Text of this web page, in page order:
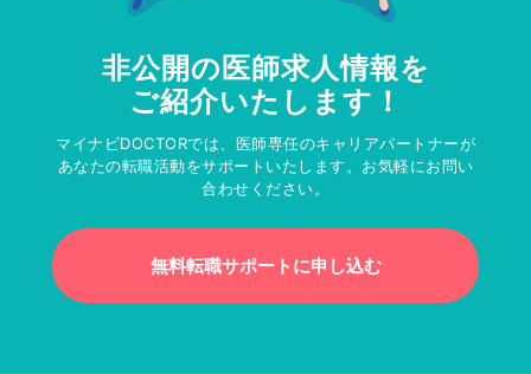
非公開の医師求人情報を
ご紹介いたします！
マイナビDOCTORでは、医師専任のキャリアパートナーが
あなたの転職活動をサポートいたします。お気軽にお問い
合わせください。
無料転職サポートに申し込む